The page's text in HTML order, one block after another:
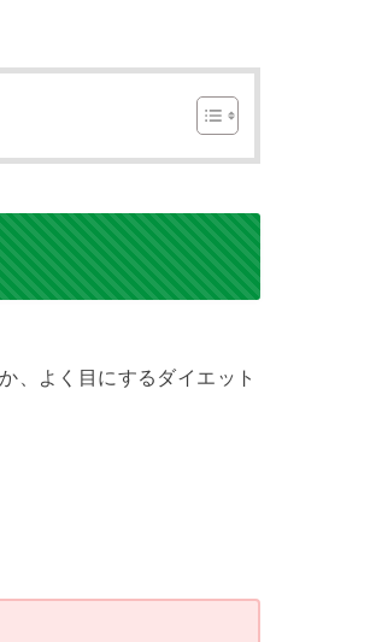
、よく目にするダイエット